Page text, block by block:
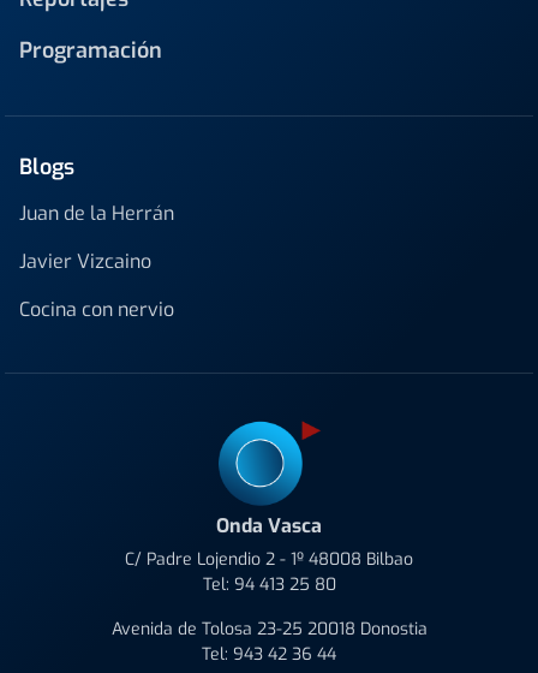
Programación
Blogs
Juan de la Herrán
Javier Vizcaino
Cocina con nervio
Onda Vasca
C/ Padre Lojendio 2 - 1º 48008 Bilbao
Tel: 94 413 25 80
Avenida de Tolosa 23-25 20018 Donostia
Tel: 943 42 36 44